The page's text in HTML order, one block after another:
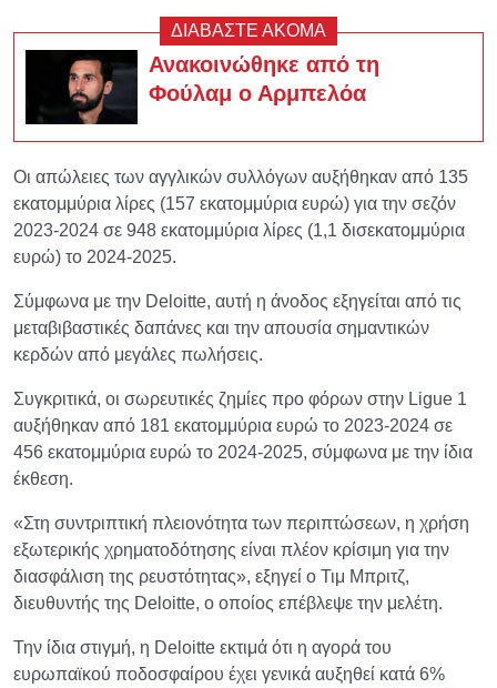
ΔΙΑΒΑΣΤΕ ΑΚΟΜΑ
Ανακοινώθηκε από τη
Φούλαμ ο Αρμπελόα
Οι απώλειες των αγγλικών συλλόγων αυξήθηκαν από 135
εκατομμύρια λίρες (157 εκατομμύρια ευρώ) για την σεζόν
2023-2024 σε 948 εκατομμύρια λίρες (1,1 δισεκατομμύρια
ευρώ) το 2024-2025.
Σύμφωνα με την Deloitte, αυτή η άνοδος εξηγείται από τις
μεταβιβαστικές δαπάνες και την απουσία σημαντικών
κερδών από μεγάλες πωλήσεις.
Συγκριτικά, οι σωρευτικές ζημίες προ φόρων στην Ligue 1
αυξήθηκαν από 181 εκατομμύρια ευρώ το 2023-2024 σε
456 εκατομμύρια ευρώ το 2024-2025, σύμφωνα με την ίδια
έκθεση.
«Στη συντριπτική πλειονότητα των περιπτώσεων, η χρήση
εξωτερικής χρηματοδότησης είναι πλέον κρίσιμη για την
διασφάλιση της ρευστότητας», εξηγεί ο Τιμ Μπριτζ,
διευθυντής της Deloitte, ο οποίος επέβλεψε την μελέτη.
Την ίδια στιγμή, η Deloitte εκτιμά ότι η αγορά του
ευρωπαϊκού ποδοσφαίρου έχει γενικά αυξηθεί κατά 6%